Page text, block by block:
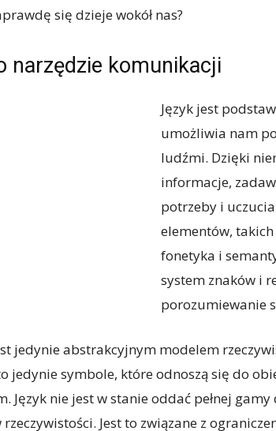
się dzieje wokół nas?
narzędzie komunikacji
Język jest
umożliwia nam
ludźmi. Dzięki
informacje,
potrzeby i
elementów,
fonetyka i
system znaków i
porozumiewanie
jedynie abstrakcyjnym modelem
jedynie symbole, które odnoszą się do
Język nie jest w stanie oddać pełnej
Jest to związane z